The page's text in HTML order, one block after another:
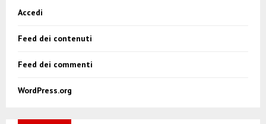
Accedi
Feed dei contenuti
Feed dei commenti
WordPress.org